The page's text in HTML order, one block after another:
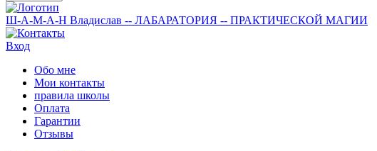
Ш-А-М-А-Н Владислав -- ЛАБАРАТОРИЯ -- ПРАКТИЧЕСКОЙ МАГИИ
Вход
Обо мне
Мои контакты
правила школы
Оплата
Гарантии
Отзывы